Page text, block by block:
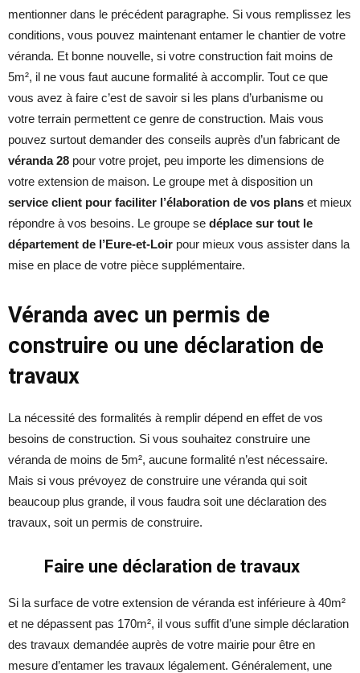
mentionner dans le précédent paragraphe. Si vous remplissez les
conditions, vous pouvez maintenant entamer le chantier de votre
véranda. Et bonne nouvelle, si votre construction fait moins de
5m², il ne vous faut aucune formalité à accomplir. Tout ce que
vous avez à faire c’est de savoir si les plans d’urbanisme ou
votre terrain permettent ce genre de construction. Mais vous
pouvez surtout demander des conseils auprès d’un fabricant de
véranda 28 pour votre projet, peu importe les dimensions de
votre extension de maison. Le groupe met à disposition un
service client pour faciliter l’élaboration de vos plans et mieux
répondre à vos besoins. Le groupe se déplace sur tout le
département de l’Eure-et-Loir pour mieux vous assister dans la
mise en place de votre pièce supplémentaire.
Véranda avec un permis de
construire ou une déclaration de
travaux
La nécessité des formalités à remplir dépend en effet de vos
besoins de construction. Si vous souhaitez construire une
véranda de moins de 5m², aucune formalité n’est nécessaire.
Mais si vous prévoyez de construire une véranda qui soit
beaucoup plus grande, il vous faudra soit une déclaration des
travaux, soit un permis de construire.
Faire une déclaration de travaux
Si la surface de votre extension de véranda est inférieure à 40m²
et ne dépassent pas 170m², il vous suffit d’une simple déclaration
des travaux demandée auprès de votre mairie pour être en
mesure d’entamer les travaux légalement. Généralement, une